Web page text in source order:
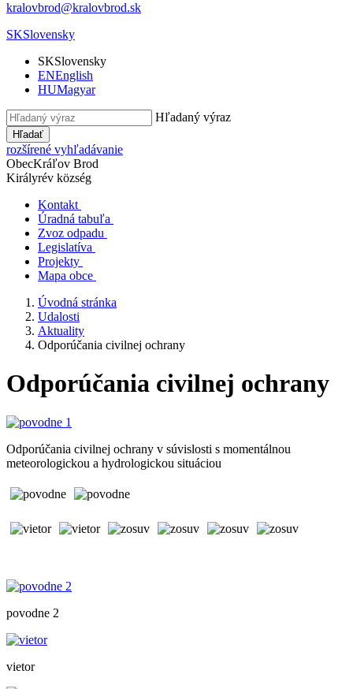
kralovbrod@kralovbrod.sk
SKSlovensky
SKSlovensky
ENEnglish
HUMagyar
Hľadaný výraz
Hľadať
rozšírené vyhľadávanie
ObecKráľov Brod
Királyrév község
Kontakt
Úradná tabuľa
Zvoz odpadu
Legislatíva
Projekty
Mapa obce
Úvodná stránka
Udalosti
Aktuality
Odporúčania civilnej ochrany
Odporúčania civilnej ochrany
Odporúčania civilnej ochrany v súvislosti s momentálnou
meteorologickou a hydrologickou situáciou
povodne 2
vietor